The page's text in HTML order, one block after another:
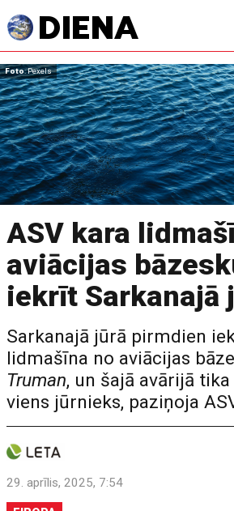
Foto: Pexels
ASV kara
aviācijas
iekrīt Sarkanajā
Sarkanajā jūrā pirmdien
lidmašīna no aviācijas
Truman, un šajā avārijā
viens jūrnieks, paziņoja
29. aprīlis, 2025, 7:54